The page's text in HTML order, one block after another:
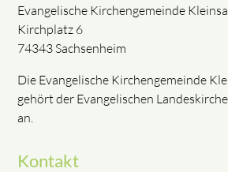
Evangelische Kirchengemeinde
Kirchplatz 6
74343 Sachsenheim
Die Evangelische Kirchengemeinde
gehört der Evangelischen
an.
Kontakt